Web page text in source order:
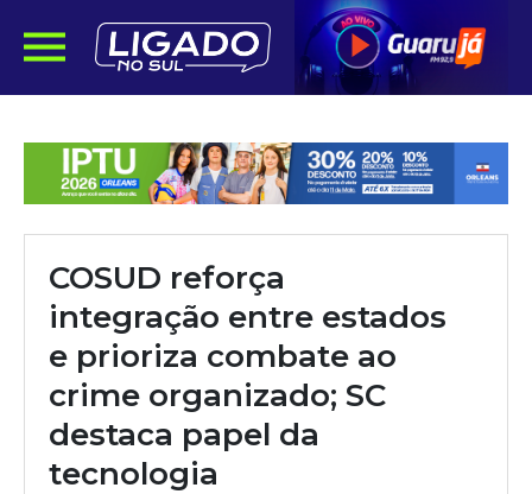
COSUD reforça
integração entre estados
e prioriza combate ao
crime organizado; SC
destaca papel da
tecnologia